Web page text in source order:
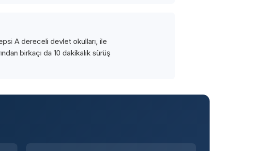
A dereceli devlet okulları, ile
birkaçı da 10 dakikalık sürüş